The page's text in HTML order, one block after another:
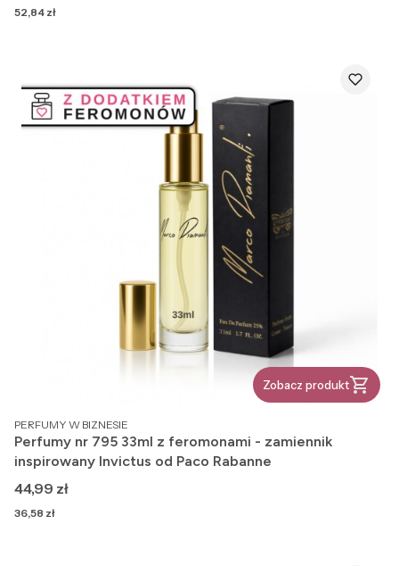
Cena
52,84 zł
Zobacz produkt
PRODUCENT
PERFUMY W BIZNESIE
Perfumy nr 795 33ml z feromonami - zamiennik
inspirowany Invictus od Paco Rabanne
Cena
44,99 zł
Cena
36,58 zł